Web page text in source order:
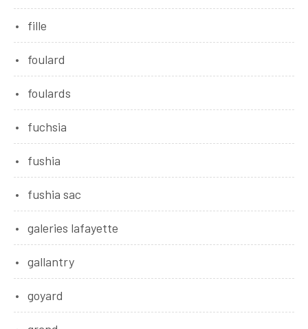
fille
foulard
foulards
fuchsia
fushia
fushia sac
galeries lafayette
gallantry
goyard